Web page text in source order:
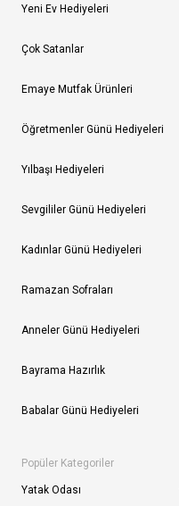
Yeni Ev Hediyeleri
Çok Satanlar
Emaye Mutfak Ürünleri
Öğretmenler Günü Hediyeleri
Yılbaşı Hediyeleri
Sevgililer Günü Hediyeleri
Kadınlar Günü Hediyeleri
Ramazan Sofraları
Anneler Günü Hediyeleri
Bayrama Hazırlık
Babalar Günü Hediyeleri
Popüler Kategoriler
Yatak Odası